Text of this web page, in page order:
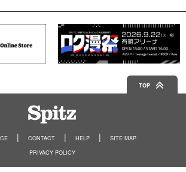
TOP
CONTACT HELP
SITE MAP
PRIVACY POLICY